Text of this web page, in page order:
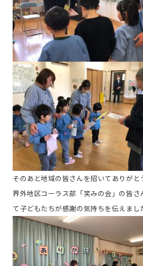
そのあと地域の皆さんを招いてありがと
界外地区コーラス部「笑みの会」の皆さ
て子どもたちが感謝の気持ちを伝えまし